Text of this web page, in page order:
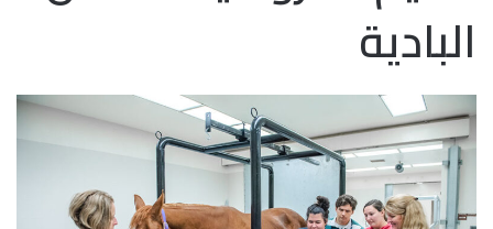
البادية